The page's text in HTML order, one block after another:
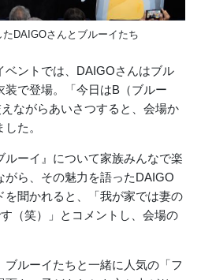
DAIGOさんとブルーイたち
ベントでは、DAIGOさんはブル
装で登場。「今日はB（ブルー
ながらあいさつすると、会場か
た。
ルーイ』について家族みんなで楽
がら、その魅力を語ったDAIGO
を聞かれると、「我が家では妻の
（笑）」とコメントし、会場の
ブルーイたちと一緒に人気の「フ